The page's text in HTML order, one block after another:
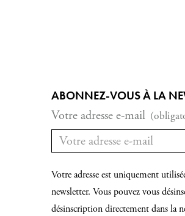
ABONNEZ-VOUS À LA
Votre adresse e-mail
Votre adresse est uniquement
newsletter. Vous pouvez vous
désinscription directement dans la